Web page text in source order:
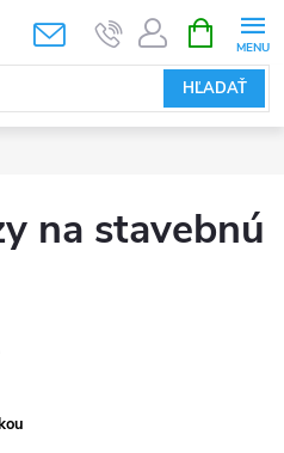
HĽADAŤ
KOŠÍK
na stavebnú